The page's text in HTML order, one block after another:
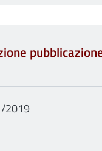
2019